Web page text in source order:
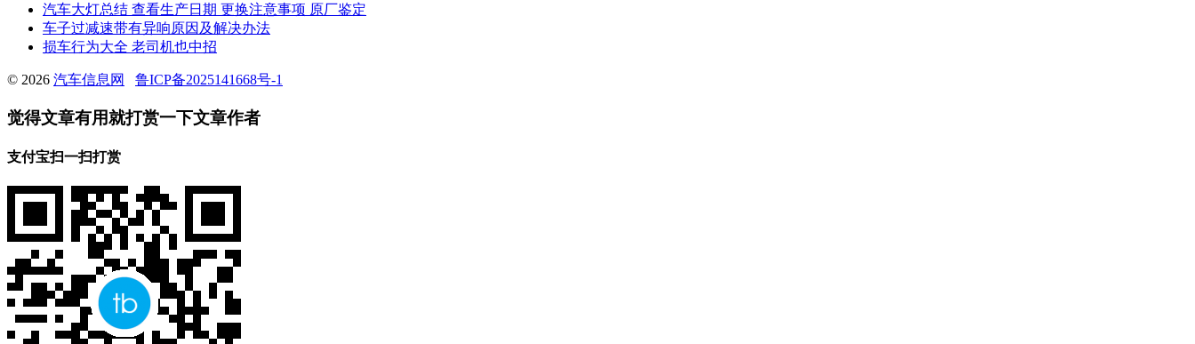
汽车大灯总结 查看生产日期 更换注意事项 原厂鉴定
车子过减速带有异响原因及解决办法
损车行为大全 老司机也中招
© 2026 汽车信息网 鲁ICP备2025141668号-1
觉得文章有用就打赏一下文章作者
支付宝扫一扫打赏